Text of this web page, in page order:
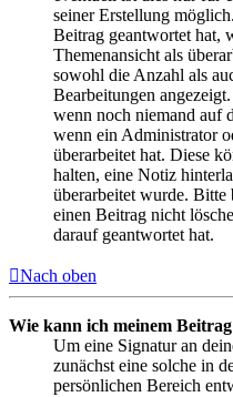
seiner Erstellung
Beitrag geantwortet hat,
Themenansicht als
sowohl die Anzahl als
Bearbeitungen
wenn noch niemand auf
wenn ein Administrator
überarbeitet hat. Diese
halten, eine Notiz
überarbeitet wurde. Bitte
einen Beitrag nicht
darauf geantwortet hat.
Nach oben
Wie kann ich meinem
Um eine Signatur an
zunächst eine solche in
persönlichen Bereich